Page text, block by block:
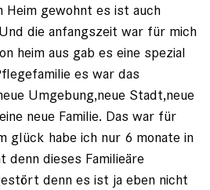
Heim gewohnt es ist auch
die anfangszeit war für mich
heim aus gab es eine spezial
es war das
Umgebung,neue Stadt,neue
neue Familie. Das war für
glück habe ich nur 6 monate in
denn dieses Familieäre
denn es ist ja eben nicht